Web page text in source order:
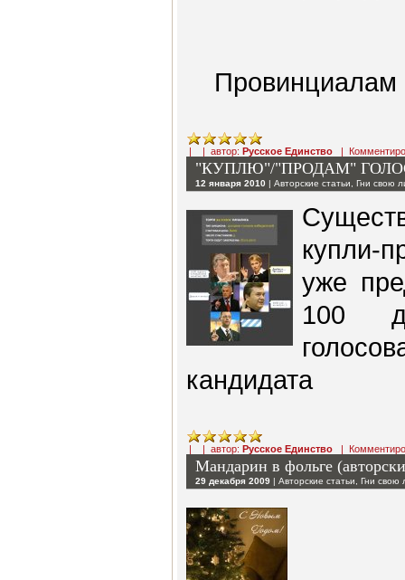
Провинциалам
| | автор: Русское Единство |
"КУПЛЮ"/"ПРОДАМ"
12 января 2010 | Авторские статьи Гни свою
купли-
уже
100
кандидата
| | автор: Русское Единство |
Мандарин в фольге
29 декабря 2009 | Авторские статьи Гни свою